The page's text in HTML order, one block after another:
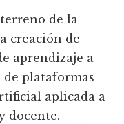
de la
creación de
aprendizaje a
de plataformas
aplicada a
docente.